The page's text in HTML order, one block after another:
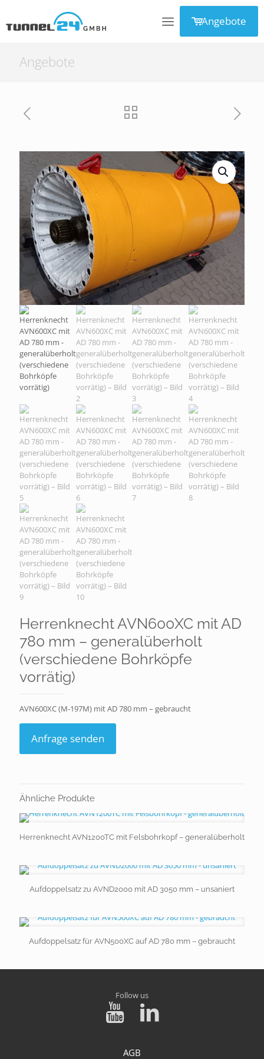
Angebote
Angebote
Herrenknecht AVN600XC mit AD
780 mm – generalüberholt
(verschiedene Bohrköpfe
vorrätig)
AVN600XC (M-197M) mit AD 780 mm – gebraucht
Anfrage senden
Ähnliche Produkte
Herrenknecht AVN1200TC mit Felsbohrkopf – generalüberholt
Aufdoppelsatz zu AVND2000 mit AD 3050 mm – unsaniert
Aufdoppelsatz für AVN500XC auf AD 780 mm – gebraucht
Follow us
AGB